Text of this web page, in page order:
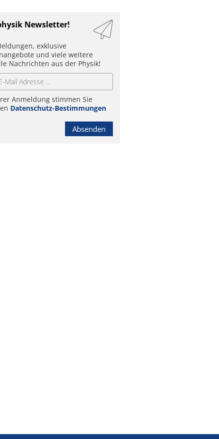
Newsletter!
exklusive
und viele weitere
Nachrichten aus der Physik!
Anmeldung stimmen Sie
Datenschutz-Bestimmungen
Absenden